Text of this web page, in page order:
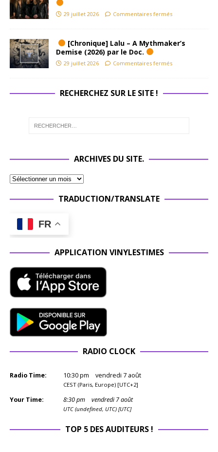
29 juillet 2026 Commentaires fermés
[Chronique] Lalu – A Mythmaker’s
Demise (2026) par le Doc.
29 juillet 2026 Commentaires fermés
RECHERCHEZ SUR LE SITE !
ARCHIVES DU SITE.
TRADUCTION/TRANSLATE
FR
APPLICATION VINYLESTIMES
RADIO CLOCK
Radio Time: 10:30pm vendredi 7 août
CEST (Paris, Europe) [UTC+2]
Your Time: 8:30pm vendredi 7 août
UTC (undefined, UTC) [UTC]
TOP 5 DES AUDITEURS !